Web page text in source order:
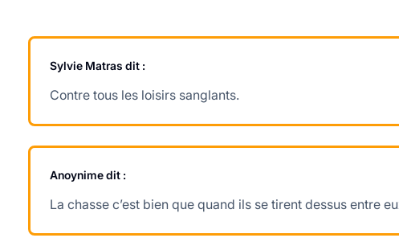
Sylvie Matras dit :
Contre tous les loisirs sanglants.
Anoynimedit :
La chasse c’est bien que quand ils se tirent dessus entre